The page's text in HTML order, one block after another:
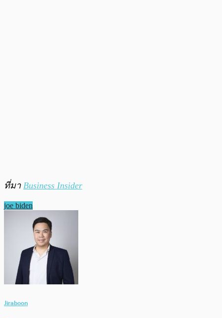
ที่มา Business Insider
joe biden
Jiraboon